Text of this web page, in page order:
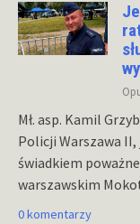
Mł. asp. Kamil
Policji Warszawa II,
świadkiem
warszawskim
0 komentarzy